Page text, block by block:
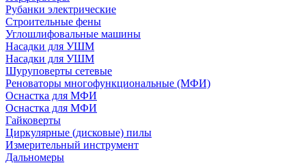
Рубанки электрические
Строительные фены
Углошлифовальные машины
Насадки для УШМ
Насадки для УШМ
Шуруповерты сетевые
Реноваторы многофункциональные (МФИ)
Оснастка для МФИ
Оснастка для МФИ
Гайковерты
Циркулярные (дисковые) пилы
Измерительный инструмент
Дальномеры